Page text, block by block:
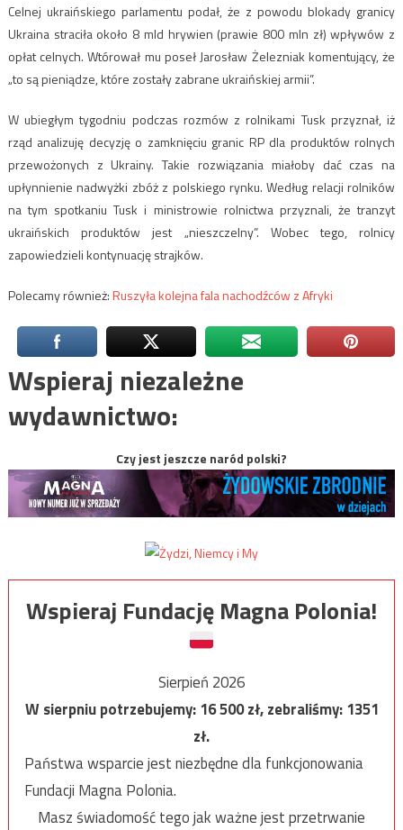
Celnej ukraińskiego parlamentu podał, że z powodu blokady granicy
Ukraina straciła około 8 mld hrywien (prawie 800 mln zł) wpływów z
opłat celnych. Wtórował mu poseł Jarosław Żelezniak komentujący, że
„to są pieniądze, które zostały zabrane ukraińskiej armii”.
W ubiegłym tygodniu podczas rozmów z rolnikami Tusk przyznał, iż
rząd analizuję decyzję o zamknięciu granic RP dla produktów rolnych
przewożonych z Ukrainy. Takie rozwiązania miałoby dać czas na
upłynnienie nadwyżki zbóż z polskiego rynku. Według relacji rolników
na tym spotkaniu Tusk i ministrowie rolnictwa przyznali, że tranzyt
ukraińskich produktów jest „nieszczelny”. Wobec tego, rolnicy
zapowiedzieli kontynuację strajków.
Polecamy również:Ruszyła kolejna fala nachodźców z Afryki
Wspieraj niezależne
wydawnictwo:
Czy jest jeszcze naród polski?
Wspieraj Fundację Magna Polonia!
Sierpień 2026
W sierpniu potrzebujemy:16 500zł, zebraliśmy:1351
zł.
Państwa wsparcie jest niezbędne dla funkcjonowania
Fundacji Magna Polonia.
Masz świadomość tego jak ważne jest przetrwanie